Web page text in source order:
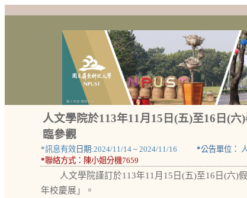
人文學院於113年11月15日(五)至16日(
臨參觀
*訊息有效日期:2024/11/14~ 2024/11/16 *公告單位：
*聯絡方式： 陳小姐分機7659
人文學院謹訂於113年11月15日(五)至16日(六)
年校慶展」。